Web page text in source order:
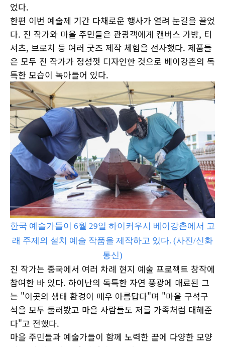
었다.
한편 이번 예술제 기간 다채로운 행사가 열려 눈길을 끌었
다. 진 작가와 마을 주민들은 관광객에게 캔버스 가방, 티
셔츠, 브로치 등 여러 굿즈 제작 체험을 선사했다. 제품들
은 모두 진 작가가 정성껏 디자인한 것으로 베이강촌의 독
특한 모습이 녹아들어 있다.
한국 예술가들이 6월 29일 하이커우시 베이강촌에서 고
래 주제의 설치 예술 작품을 제작하고 있다. (사진/신화
통신)
진 작가는 중국에서 여러 차례 현지 예술 프로젝트 창작에
참여한 바 있다. 하이난의 독특한 자연 풍광에 매료된 그
는 "이곳의 생태 환경이 매우 아름답다"며 "마을 구석구
석을 모두 둘러봤고 마을 사람들도 저를 가족처럼 대해준
다"고 전했다.
마을 주민들과 예술가들이 함께 노력한 끝에 다양한 모양